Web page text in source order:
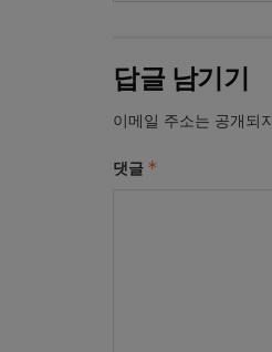
답글 남기기
이메일 주소는 공개되
댓글 *